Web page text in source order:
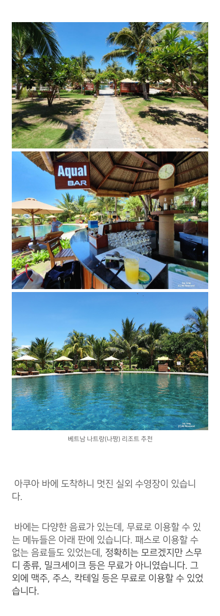
베트남 나트랑(나짱) 리조트 추천
아쿠아 바에 도착하니 멋진 실외 수영장이 있습니
다.
바에는 다양한 음료가 있는데, 무료로 이용할 수 있
는 메뉴들은 아래 판에 있습니다. 패스로 이용할 수
없는 음료들도 있었는데, 정확히는 모르겠지만 스무
디 종류, 밀크셰이크 등은 무료가 아니였습니다. 그
외에 맥주, 주스, 칵테일 등은 무료로 이용할 수 있었
습니다.